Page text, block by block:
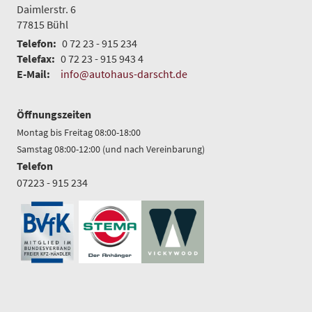
Daimlerstr. 6
77815 Bühl
Telefon: 0 72 23 - 915 234
Telefax: 0 72 23 - 915 943 4
E-Mail:
info@autohaus-darscht.de
Öffnungszeiten
Montag bis Freitag 08:00-18:00
Samstag 08:00-12:00 (und nach Vereinbarung)
Telefon
07223 - 915 234